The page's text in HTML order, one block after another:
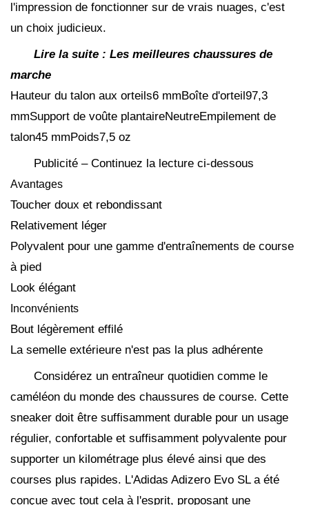
l'impression de fonctionner sur de vrais nuages, c'est
un choix judicieux.
Lire la suite : Les meilleures chaussures de
marche
Hauteur du talon aux orteils6 mmBoîte d'orteil97,3
mmSupport de voûte plantaireNeutreEmpilement de
talon45 mmPoids7,5 oz
Publicité – Continuez la lecture ci-dessous
Avantages
Toucher doux et rebondissant
Relativement léger
Polyvalent pour une gamme d'entraînements de course
à pied
Look élégant
Inconvénients
Bout légèrement effilé
La semelle extérieure n'est pas la plus adhérente
Considérez un entraîneur quotidien comme le
caméléon du monde des chaussures de course. Cette
sneaker doit être suffisamment durable pour un usage
régulier, confortable et suffisamment polyvalente pour
supporter un kilométrage plus élevé ainsi que des
courses plus rapides. L'Adidas Adizero Evo SL a été
conçue avec tout cela à l'esprit, proposant une